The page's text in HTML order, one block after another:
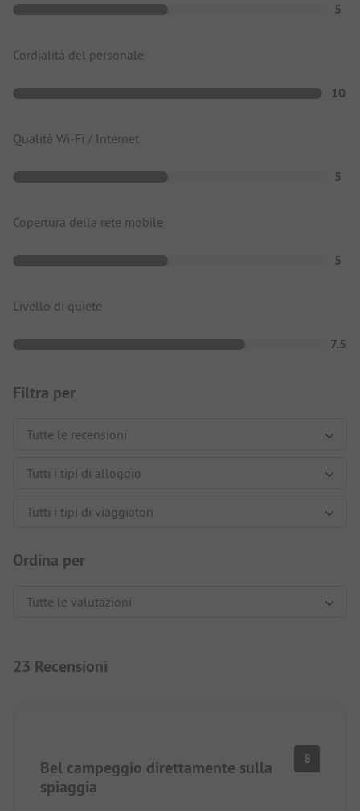
5
Cordialità del personale
10
Qualità Wi-Fi / Internet
5
Copertura della rete mobile
5
Livello di quiete
7.5
Filtra per
Ordina per
23 Recensioni
Bel campeggio direttamente sulla
spiaggia
8